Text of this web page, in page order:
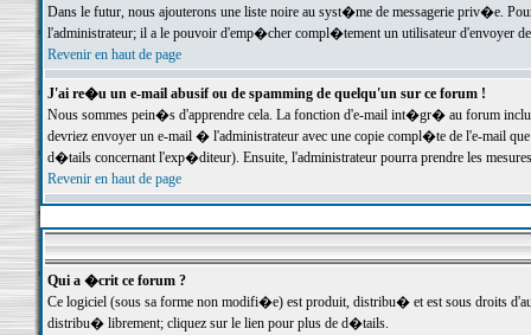
Dans le futur, nous ajouterons une liste noire au syst�me de messagerie priv�e.
l'administrateur; il a le pouvoir d'emp�cher compl�tement un utilisateur d'envoyer
Revenir en haut de page
J'ai re�u un e-mail abusif ou de spamming de quelqu'un sur ce forum !
Nous sommes pein�s d'apprendre cela. La fonction d'e-mail int�gr� au forum inclut
devriez envoyer un e-mail � l'administrateur avec une copie compl�te de l'e-mail
d�tails concernant l'exp�diteur). Ensuite, l'administrateur pourra prendre les
Revenir en haut de page
Qui a �crit ce forum ?
Ce logiciel (sous sa forme non modifi�e) est produit, distribu� et est sous droits
distribu� librement; cliquez sur le lien pour plus de d�tails.